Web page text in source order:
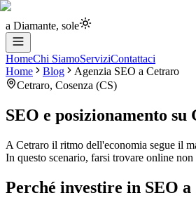
a Diamante, sole
HomeChi SiamoServiziContattaci
Home
Blog Agenzia SEO a Cetraro
Cetraro, Cosenza (CS)
SEO e posizionamento su
A Cetraro il ritmo dell'economia segue il
In questo scenario, farsi trovare online
Perché investire in SEO